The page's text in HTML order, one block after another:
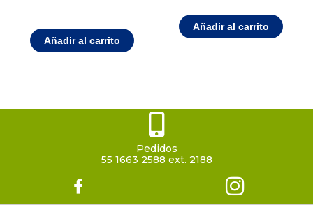
Añadir al carrito
Añadir al carrito
Pedidos
55 1663 2588 ext. 2188